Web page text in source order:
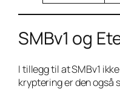
SMBv1 og
I tillegg til at SMBv1
kryptering er den også